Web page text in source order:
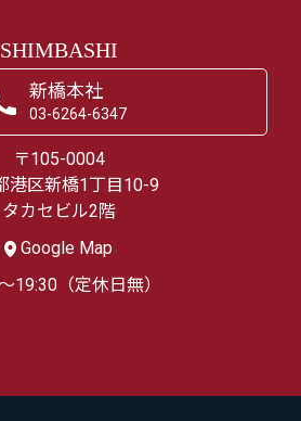
SHIMBASHI
新橋本社
03-6264-6347
〒105-0004
港区新橋1丁目10-9
タカセビル2階
Google Map
19:30（定休日無）